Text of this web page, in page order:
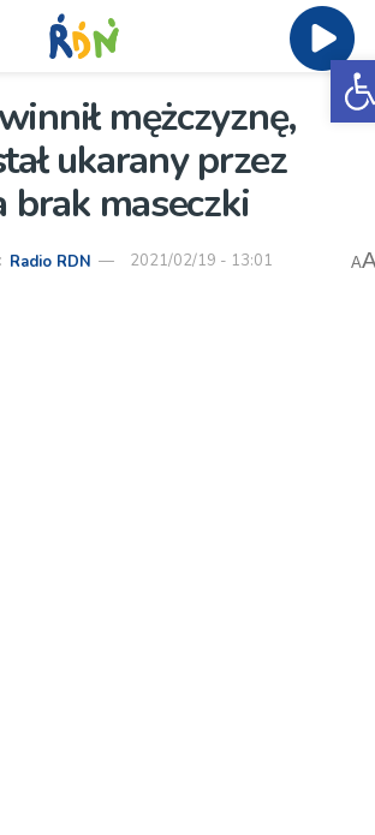
mężczyznę,
ukarany przez
brak maseczki
Radio RDN 2021/02/19 - 13:01 A